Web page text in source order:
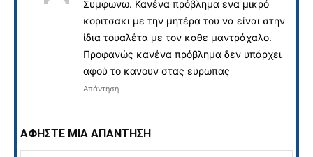
Συμφωνω. Κανένα πρόβλημα ενα μικρό
κοριτσακι με την μητέρα του να είναι στην
ίδια τουαλέτα με τον καθε μαντράχαλο.
Προφανώς κανένα πρόβλημα δεν υπάρχει
αφού το κανουν στας ευρωπας
Απάντηση
ΑΦΗΣΤΕ ΜΙΑ ΑΠΑΝΤΗΣΗ